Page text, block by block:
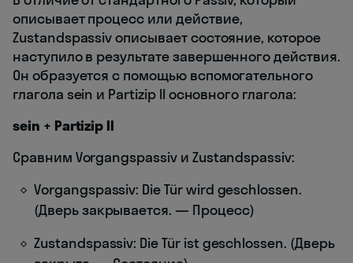
описывает процесс или действие,
Zustandspassiv описывает состояние, которое
наступило в результате завершенного действия.
Он образуется с помощью вспомогательного
глагола sein и Partizip II основного глагола:
sein + Partizip II
Сравним Vorgangspassiv и Zustandspassiv:
Vorgangspassiv: Die Tür wird geschlossen.
(Дверь закрывается. — Процесс)
Zustandspassiv: Die Tür ist geschlossen. (Дверь